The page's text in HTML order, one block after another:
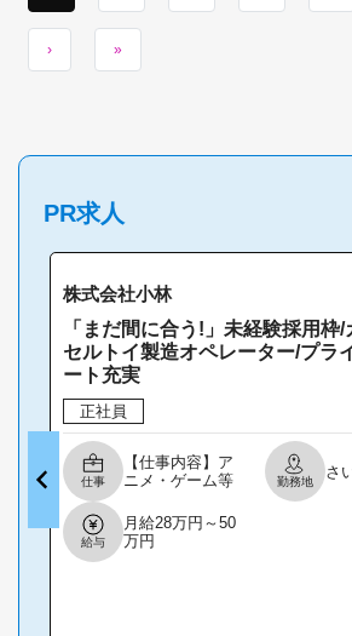
› »
PR求人
株式会社小林
「まだ間に合う!」未経験採用枠/
セルトイ製造オペレーター/プラ
ート充実
正社員
仕事
【仕事内容】ア
ニメ・ゲーム等
製造スタッフ募
集! この求人の
ポイント! ー ゲ
勤務地
さ
給与
月給28万円～50
万円